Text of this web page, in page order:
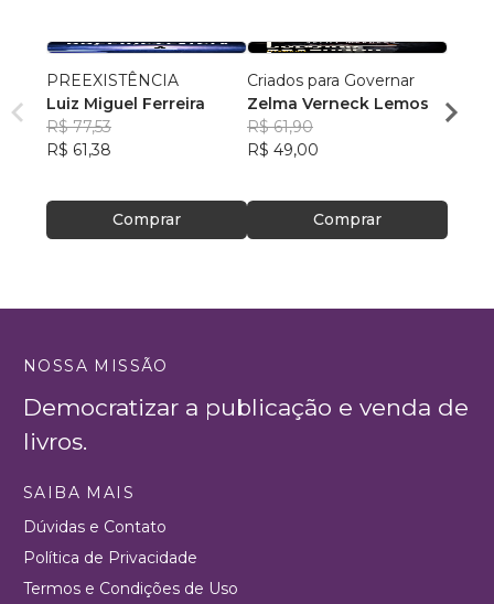
PREEXISTÊNCIA
Luiz Miguel Ferreira
R$ 77,53
R$ 61,38
Comprar
Criados para Governar
Zelma Verneck Lemos
R$ 61,90
R$ 49,00
Comprar
R$
NOSSA MISSÃO
Democratizar a publicação e venda de
livros.
SAIBA MAIS
Dúvidas e Contato
Política de Privacidade
Termos e Condições de Uso